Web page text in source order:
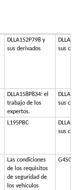
DLLA152P798 y
sus derivados
sus
DLLA158P834: el
trabajo de los
expertos.
sus
L195PBC
sus
Las condiciones
de los requisitos
de seguridad de
los vehículos